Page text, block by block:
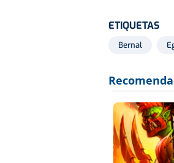
ETIQUETAS
Bernal